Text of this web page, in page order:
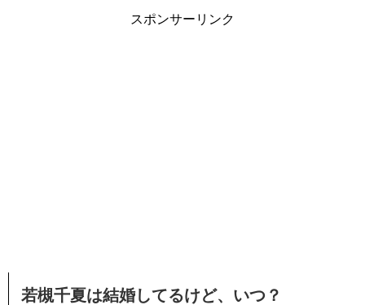
スポンサーリンク
若槻千夏は結婚してるけど、いつ？